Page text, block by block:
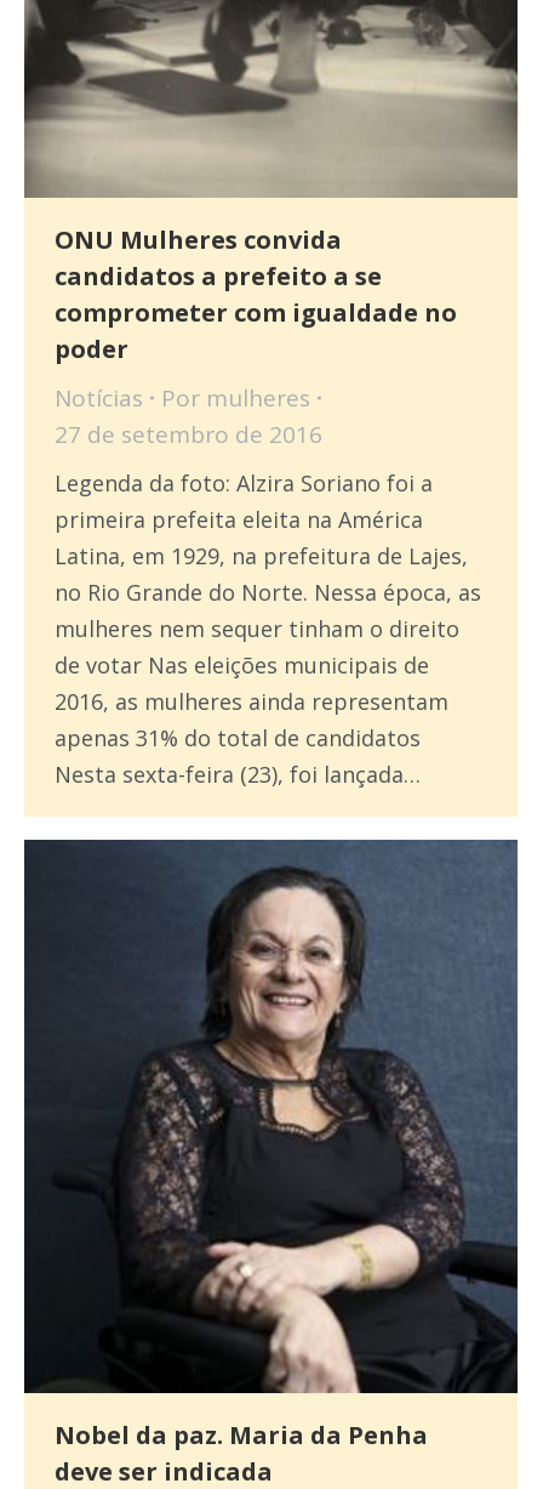
ONU Mulheres convida
candidatos a prefeito a se
comprometer com igualdade no
poder
Notícias Por mulheres
27 de setembro de 2016
Legenda da foto: Alzira Soriano foi a
primeira prefeita eleita na América
Latina, em 1929, na prefeitura de Lajes,
no Rio Grande do Norte. Nessa época, as
mulheres nem sequer tinham o direito
de votar Nas eleições municipais de
2016, as mulheres ainda representam
apenas 31% do total de candidatos
Nesta sexta-feira (23), foi lançada…
Nobel da paz. Maria da Penha
deve ser indicada